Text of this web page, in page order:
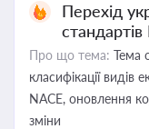
Перехід
Про що тема: Тема
класифікації видів
NACE, оновлення
зміни